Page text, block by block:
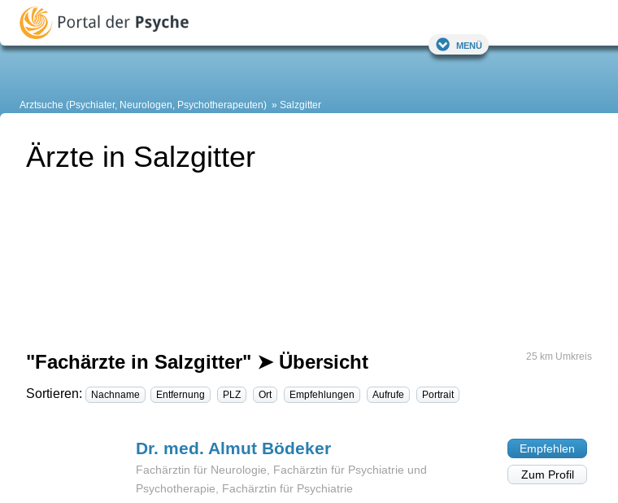
Menü
Arztsuche (Psychiater, Neurologen, Psychotherapeuten) Salzgitter
Ärzte in Salzgitter
"Fachärzte in Salzgitter" ➤ Übersicht 25 km Umkreis
Sortieren: Nachname Entfernung PLZ Ort Empfehlungen Aufrufe Portrait
Dr. med. Almut Bödeker
Fachärztin für Neurologie, Fachärztin für Psychiatrie und
Psychotherapie, Fachärztin für Psychiatrie
Empfehlen
Zum Profil